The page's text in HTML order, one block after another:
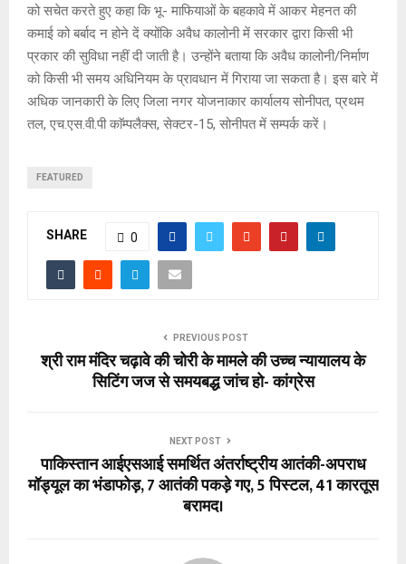
को सचेत करते हुए कहा कि भू- माफियाओं के बहकावे में आकर मेहनत की
कमाई को बर्बाद न होने दें क्योंकि अवैध कालोनी में सरकार द्वारा किसी भी
प्रकार की सुविधा नहीं दी जाती है। उन्होंने बताया कि अवैध कालोनी/निर्माण
को किसी भी समय अधिनियम के प्रावधान में गिराया जा सकता है। इस बारे में
अधिक जानकारी के लिए जिला नगर योजनाकार कार्यालय सोनीपत, प्रथम
तल, एच.एस.वी.पी काॅम्पलैक्स, सेक्टर-15, सोनीपत में सम्पर्क करें।
FEATURED
SHARE 0
PREVIOUS POST
श्री राम मंदिर चढ़ावे की चोरी के मामले की उच्च न्यायालय के
सिटिंग जज से समयबद्ध जांच हो- कांग्रेस
NEXT POST
पाकिस्तान आईएसआई समर्थित अंतर्राष्ट्रीय आतंकी-अपराध
मॉड्यूल का भंडाफोड़, 7 आतंकी पकड़े गए, 5 पिस्टल, 41 कारतूस
बरामद।